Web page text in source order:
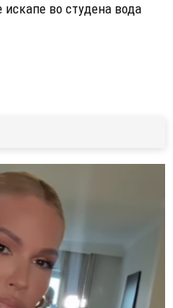
искапе во студена вода